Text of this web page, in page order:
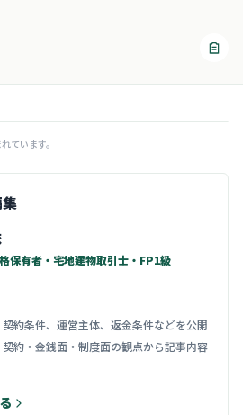
リン
ています。
保有者・宅地建物取引士・FP1級
約条件、運営主体、返金条件などを公開
約・金銭面・制度面の観点から記事内容